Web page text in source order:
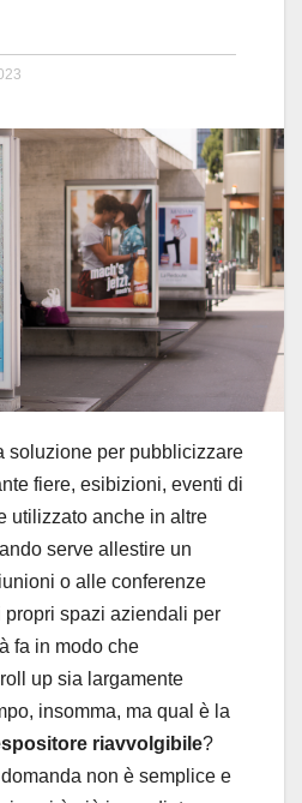
soluzione per pubblicizzare
fiere, esibizioni, eventi di
utilizzato anche in altre
serve allestire un
o alle conferenze
propri spazi aziendali per
fa in modo che
up sia largamente
insomma, ma qual è la
riavvolgibile?
non è semplice e